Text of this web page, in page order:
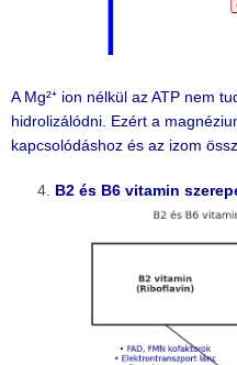
A Mg²⁺ ion nélkül az ATP nem
hidrolizálódni. Ezért a
kapcsolódáshoz és az izom
B2 és B6 vitamin